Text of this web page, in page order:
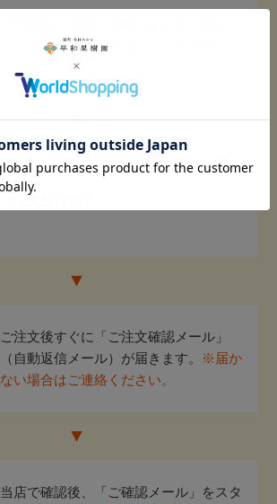
（お届け日やのし等はこちらで指定）
ご注文受付完了
ご注文後すぐに「ご注文確認メール」
（自動返信メール）が届きます。
※届か
ない場合はご連絡ください。
当店で確認後、「ご確認メール」をスタ